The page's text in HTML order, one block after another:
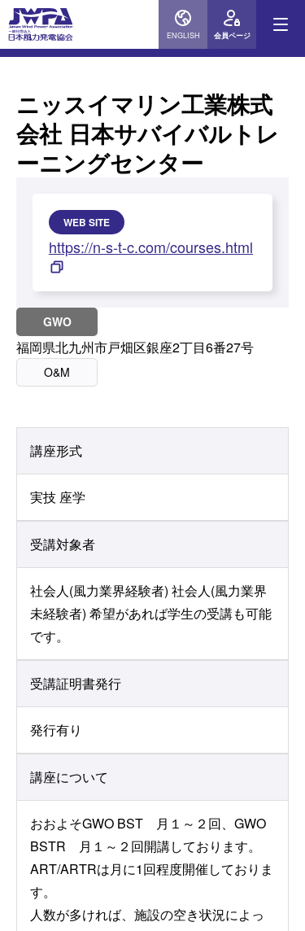
ENGLISH 会員ページ
ニッスイマリン工業株式
会社 日本サバイバルトレ
ーニングセンター
WEB SITE
https://n-s-t-c.com/courses.html
GWO
福岡県北九州市戸畑区銀座2丁目6番27号
O&M
講座形式
実技 座学
受講対象者
社会人(風力業界経験者) 社会人(風力業界
未経験者) 希望があれば学生の受講も可能
です。
受講証明書発行
発行有り
講座について
おおよそGWO BST 月１～２回、GWO
BSTR 月１～２回開講しております。
ART/ARTRは月に1回程度開催しておりま
す。
人数が多ければ、施設の空き状況によっ